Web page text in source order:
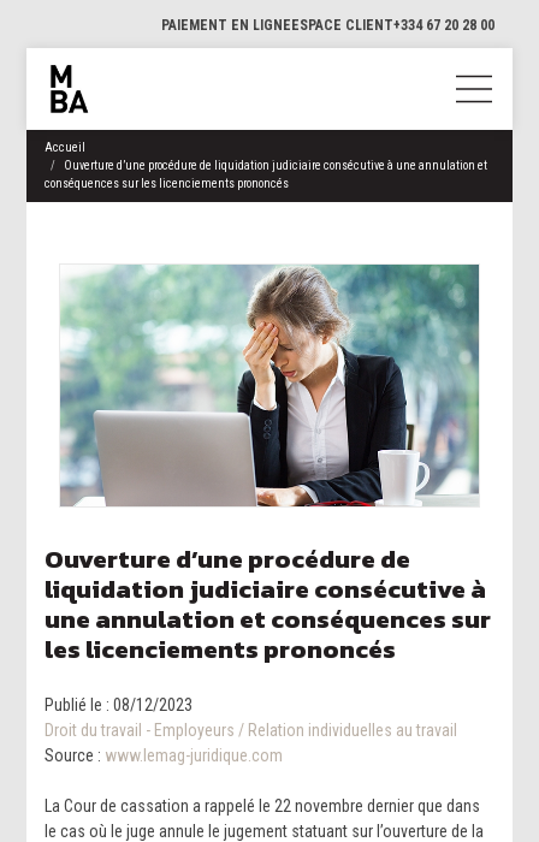
PAIEMENT EN LIGNEESPACE CLIENT+334 67 20 28 00
Accueil
Ouverture d’une procédure de liquidation judiciaire consécutive à une annulation et
conséquences sur les licenciements prononcés
Ouverture d’une procédure de
liquidation judiciaire consécutive à
une annulation et conséquences sur
les licenciements prononcés
Publié le :08/12/2023
Droit du travail - Employeurs / Relation individuelles au travail
Source : www.lemag-juridique.com
La Cour de cassation a rappelé le 22 novembre dernier que dans
le cas où le juge annule le jugement statuant sur l’ouverture de la